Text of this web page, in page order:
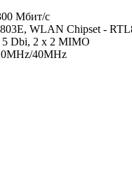
Мбит/с
WLAN Chipset -
Dbi, 2 x 2 MIMO
40MHz